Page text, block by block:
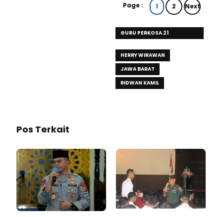
Page : 1 2 Next
GURU PERKOSA 21
HERRY WIRAWAN
JAWA BARAT
RIDWAN KAMIL
Pos Terkait